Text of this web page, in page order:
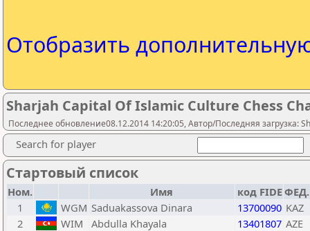
Отобразить
Sharjah Capital Of Islamic Culture Chess
Последнее обновление08.12.2014 14:20:05, Автор/Последняя загрузка:
Search for player
Стартовый список
Ном. Имя код FIDEФЕД.
1
WGM Saduakassova Dinara 13700090 KAZ
2
WIM Abdulla Khayala 13401807 AZE